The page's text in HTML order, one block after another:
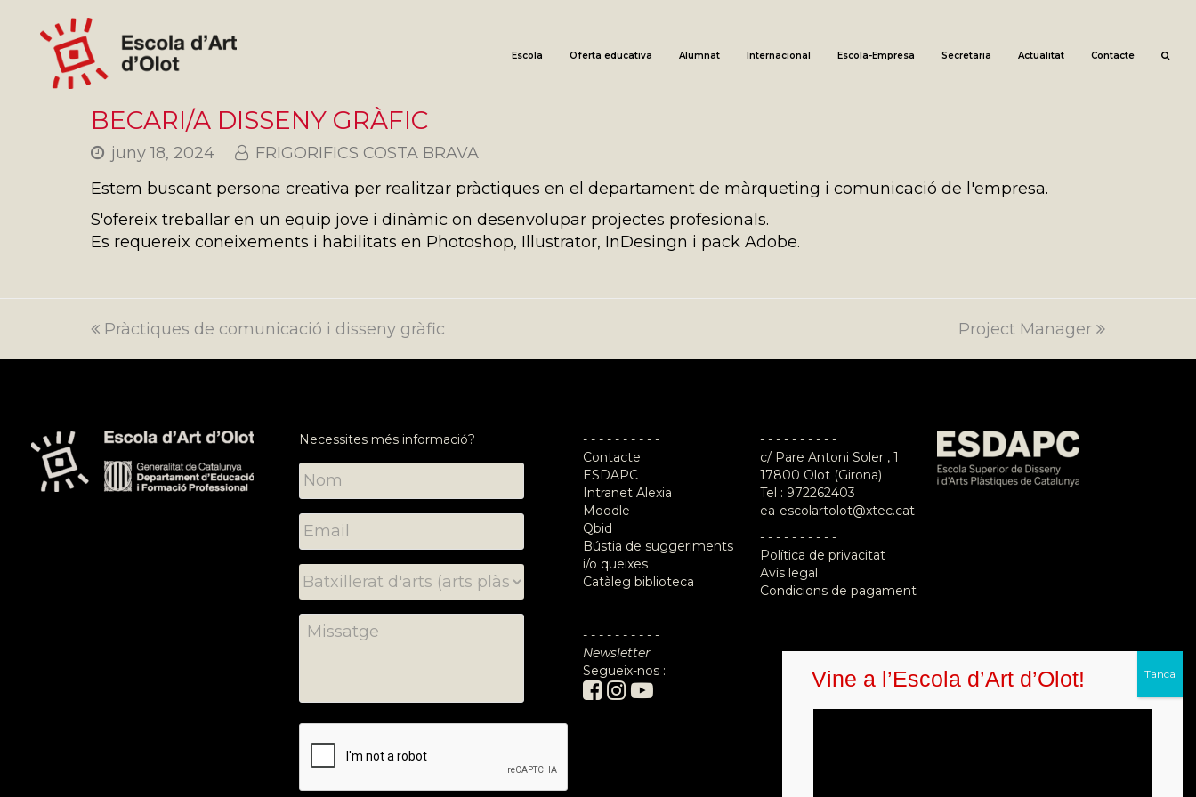
Escola Oferta educativa Alumnat Internacional Escola-Empresa Secretaria Actualitat Contacte
BECARI/A DISSENY GRÀFIC
juny 18, 2024
FRIGORIFICS COSTA BRAVA
Estem buscant persona creativa per realitzar pràctiques en el departament de màrqueting i comunicació de l'empresa.
S'ofereix treballar en un equip jove i dinàmic on desenvolupar projectes profesionals.
Es requereix coneixements i habilitats en Photoshop, Illustrator, InDesingn i pack Adobe.
previous
Pràctiques de comunicació i disseny gràfic
next
Project Manager
Necessites més informació?
- - - - - - - - - -
Contacte
ESDAPC
Intranet Alexia
Moodle
Qbid
Bústia de suggeriments
i/o queixes
Catàleg biblioteca
- - - - - - - - - -
Newsletter
Segueix-nos :
- - - - - - - - - -
c/ Pare Antoni Soler , 1
17800 Olot (Girona)
Tel : 972262403
ea-escolartolot@xtec.cat
- - - - - - - - - -
Política de privacitat
Avís legal
Condicions de pagament
Vine a l’Escola d’Art d’Olot!